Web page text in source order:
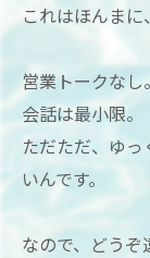
これはほんまに
営業トークなし。
会話は最小限。
ただただ、ゆ
いんです。
なので、どうぞ